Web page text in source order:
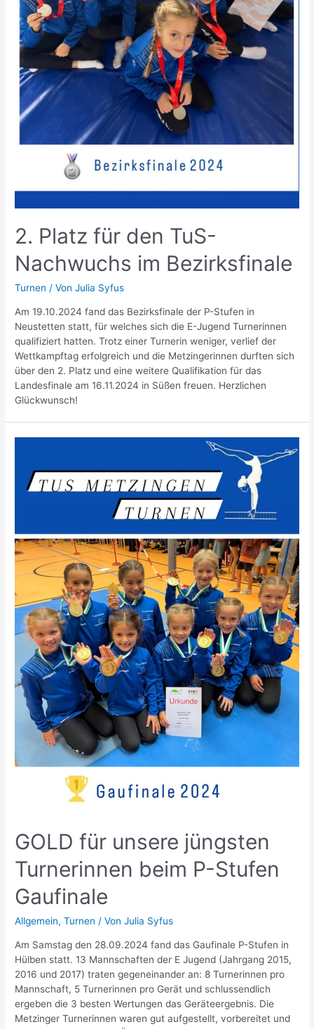
2. Platz für den TuS-
Nachwuchs im Bezirksfinale
Turnen / VonJulia Syfus
Am 19.10.2024 fand das Bezirksfinale der P-Stufen in
Neustetten statt, für welches sich die E-Jugend Turnerinnen
qualifiziert hatten. Trotz einer Turnerin weniger, verlief der
Wettkampftag erfolgreich und die Metzingerinnen durften sich
über den 2. Platz und eine weitere Qualifikation für das
Landesfinale am 16.11.2024 in Süßen freuen. Herzlichen
Glückwunsch!
GOLD für unsere jüngsten
Turnerinnen beim P-Stufen
Gaufinale
Allgemein,Turnen / VonJulia Syfus
Am Samstag den 28.09.2024 fand das Gaufinale P-Stufen in
Hülben statt. 13 Mannschaften der E Jugend (Jahrgang 2015,
2016 und 2017) traten gegeneinander an: 8 Turnerinnen pro
Mannschaft, 5 Turnerinnen pro Gerät und schlussendlich
ergeben die 3 besten Wertungen das Geräteergebnis. Die
Metzinger Turnerinnen waren gut aufgestellt, vorbereitet und